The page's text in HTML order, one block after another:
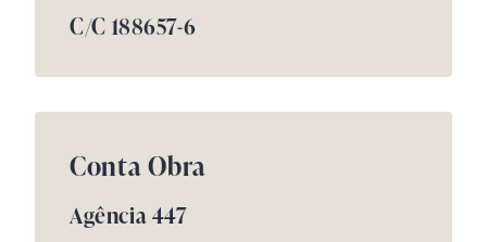
C/C 188657-6
Conta Obra
Agência 447